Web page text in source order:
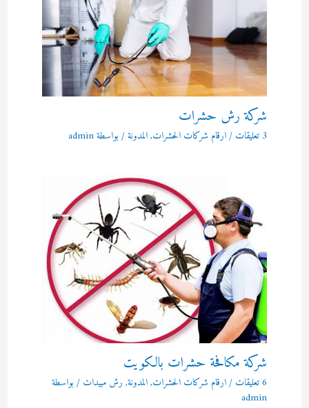
شركة رش حشرات
3 تعليقات /ارقام شركات الحشرات,المدونة/ بواسطةadmin
شركة مكافحة حشرات بالكويت
6 تعليقات /ارقام شركات الحشرات,المدونة, رش مبيدات / بواسطة
admin